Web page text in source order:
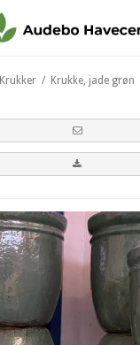
Krukker / Krukke, jade grøn